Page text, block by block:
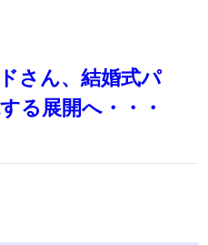
さん、結婚式パ
る展開へ・・・